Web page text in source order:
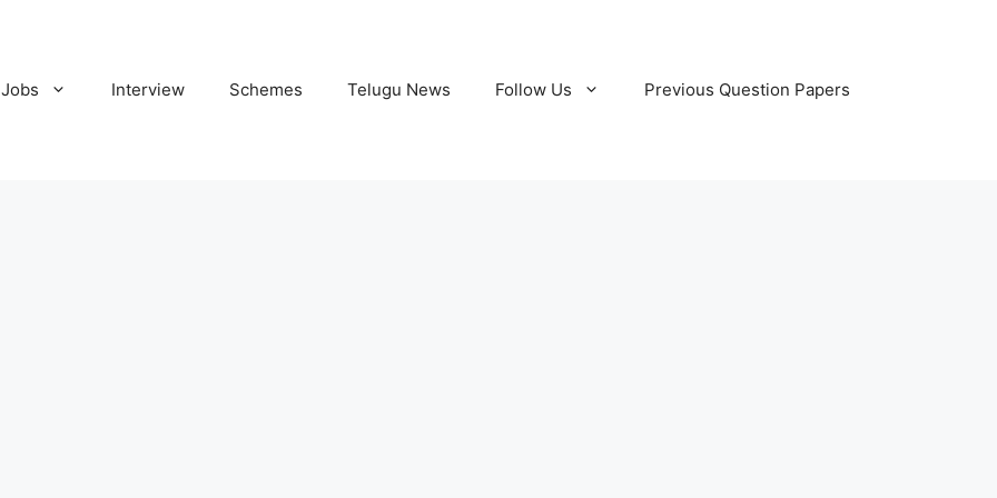
Jobs Interview Schemes Telugu News Follow Us Previous Question Papers